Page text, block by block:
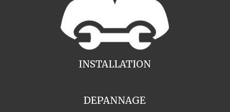
INSTALLATION
DEPANNAGE